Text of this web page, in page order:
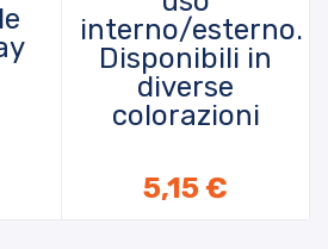
interno/esterno.
Disponibili in
diverse
colorazioni
5,15 €